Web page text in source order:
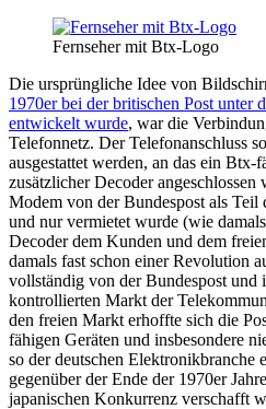
Fernseher mit Btx-Logo
Die ursprüngliche Idee von
1970er bei der britischen Post unter
entwickelt wurde, war die
Telefonnetz. Der Telefonanschluss
ausgestattet werden, an das ein Btx-
zusätzlicher Decoder angeschlossen
Modem von der Bundespost als Teil
und nur vermietet wurde (wie
Decoder dem Kunden und dem
damals fast schon einer Revolution
vollständig von der Bundespost und
kontrollierten Markt der
den freien Markt erhoffte sich die
fähigen Geräten und insbesondere
so der deutschen Elektronikbranche
gegenüber der Ende der 1970er
japanischen Konkurrenz verschafft